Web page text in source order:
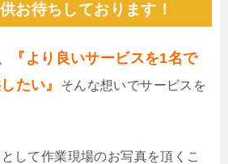
お待ちしております！
『より良いサービスを1名で
たい』
そんな想いでサービスを
して作業現場のお写真を頂くこ